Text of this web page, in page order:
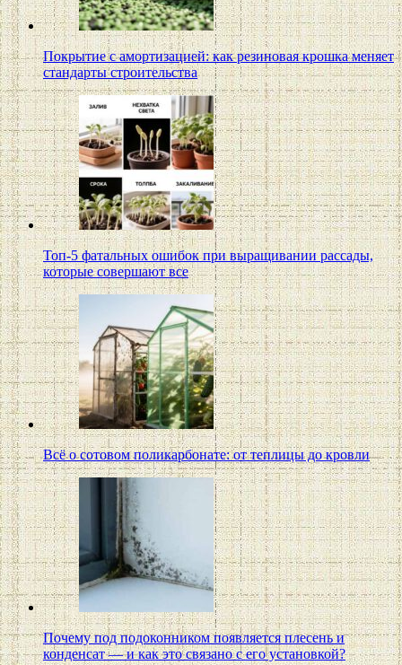
Покрытие с амортизацией: как резиновая крошка меняет
стандарты строительства
Топ-5 фатальных ошибок при выращивании рассады,
которые совершают все
Всё о сотовом поликарбонате: от теплицы до кровли
Почему под подоконником появляется плесень и
конденсат — и как это связано с его установкой?